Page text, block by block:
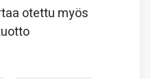
otettu myös